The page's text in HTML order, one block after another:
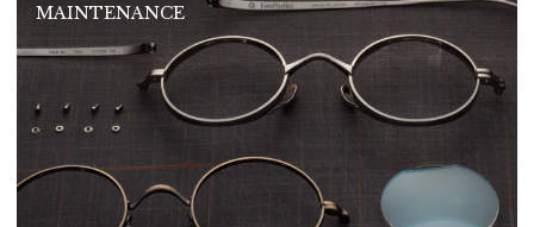
MAINTENANCE